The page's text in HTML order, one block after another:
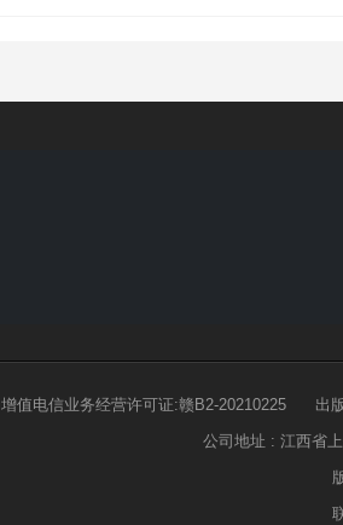
增值电信业务经营许可证:赣B2-20210225 出
公司地址 : 江西省